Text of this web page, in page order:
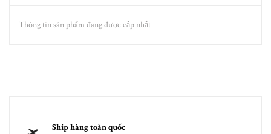
Thông tin sản phẩm đang được cập nhật
Ship hàng toàn quốc